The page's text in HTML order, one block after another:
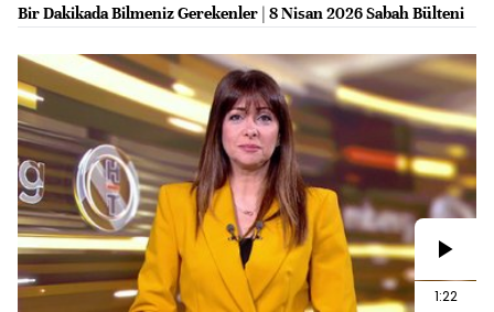
Bir Dakikada Bilmeniz Gerekenler | 8 Nisan 2026 Sabah Bülteni
1:22